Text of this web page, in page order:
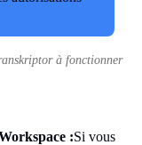
à fonctionner
:Si vous